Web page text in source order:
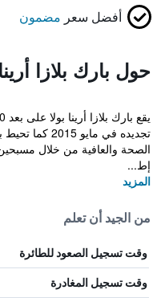
أفضل سعر مضمون
حول بارك بلازا
تجديده في
الصحة والعافية من خلال
إط...
المزيد
من الجيد أن تعلم
وقت تسجيل الصعود للطائرة
وقت تسجيل المغادرة